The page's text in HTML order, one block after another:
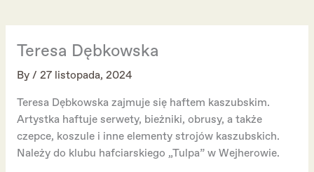
Teresa Dębkowska
By/ 27 listopada, 2024
Teresa Dębkowska zajmuje się haftem kaszubskim.
Artystka haftuje serwety, bieżniki, obrusy, a także
czepce, koszule i inne elementy strojów kaszubskich.
Należy do klubu hafciarskiego „Tulpa” w Wejherowie.